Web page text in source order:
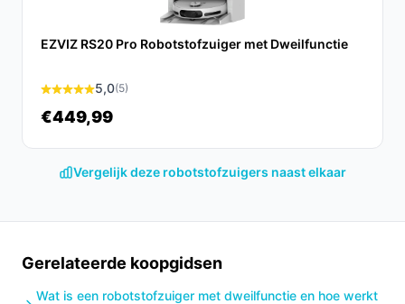
huis met minimale inspanning.
Ontdek alle specificaties en vergelijk prijzen op
bij jouw behoeften!
EZVIZ RS20 Pro Robotstofzuiger met Dweilfunctie
5,0(5)
€449,99
Vergelijk deze robotstofzuigers naast elkaar
Gerelateerde koopgidsen
Wat is een robotstofzuiger met dweilfunctie en hoe werkt